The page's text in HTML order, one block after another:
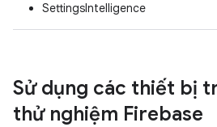
SettingsIntelligence
Sử dụng các thiết bị
thử nghiệm Firebase